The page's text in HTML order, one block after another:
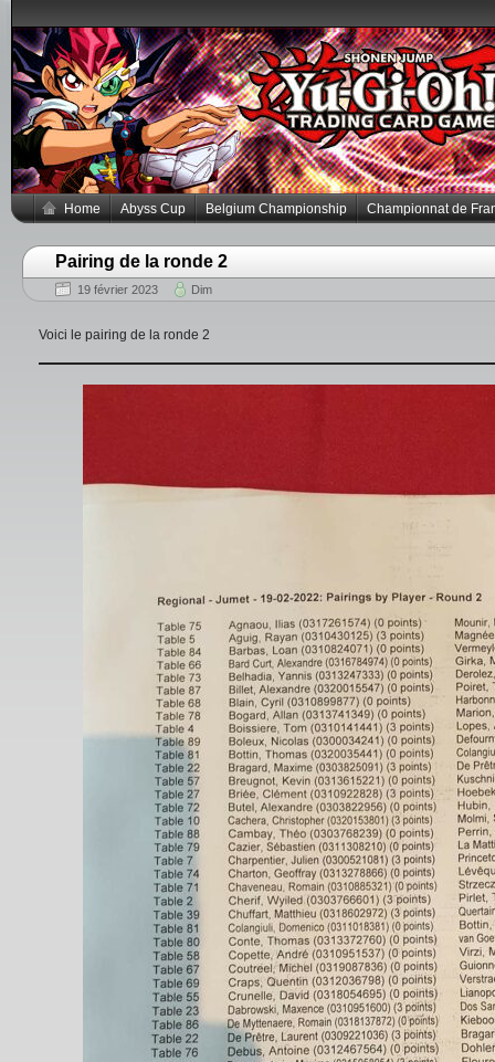
Home Abyss Cup Belgium Championship Championnat de
Pairing de la ronde 2
19 février 2023 Dim
Voici le pairing de la ronde 2